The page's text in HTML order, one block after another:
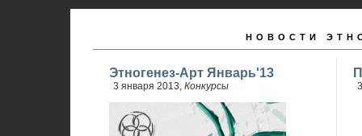
НОВОСТИ
Этногенез-Арт Январь'13
3 января 2013, Конкурсы